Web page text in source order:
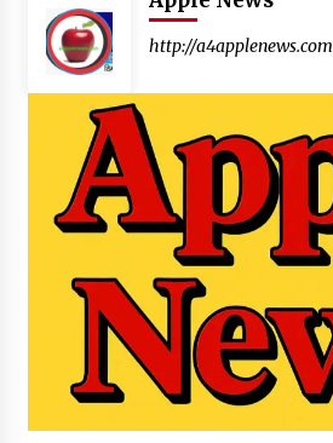
http://a4applenews.com